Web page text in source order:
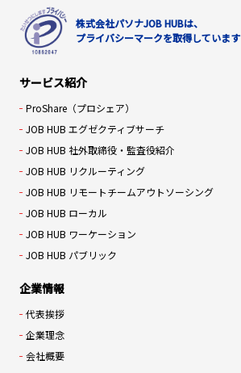
株式会社パソナJOB HUBは、
プライバシーマークを取得しています
サービス紹介
ProShare（プロシェア）
JOB HUB エグゼクティブサーチ
JOB HUB 社外取締役・監査役紹介
JOB HUB リクルーティング
JOB HUB リモートチームアウトソーシング
JOB HUB ローカル
JOB HUB ワーケーション
JOB HUB パブリック
企業情報
代表挨拶
企業理念
会社概要